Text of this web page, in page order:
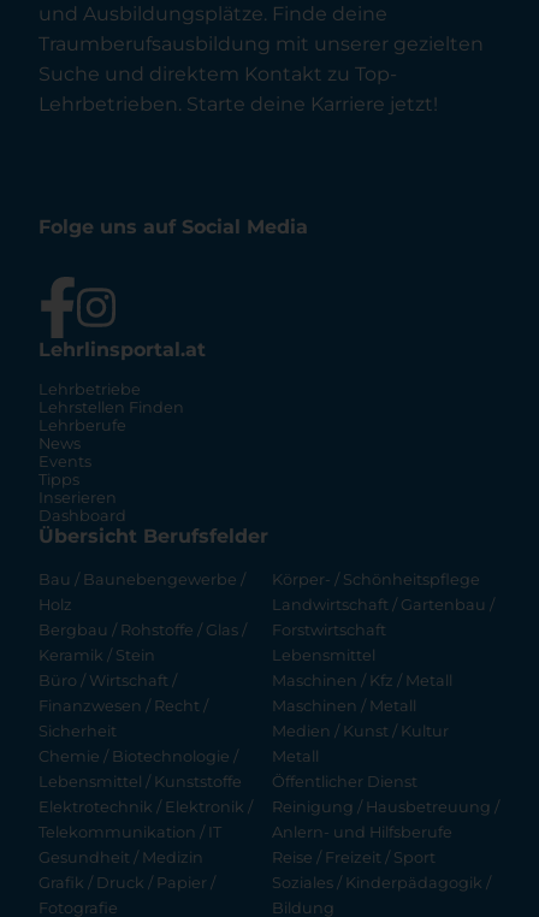
und Ausbildungsplätze. Finde deine
Traumberufsausbildung mit unserer gezielten
Suche und direktem Kontakt zu Top-
Lehrbetrieben. Starte deine Karriere jetzt!
Folge uns auf Social Media
Lehrlinsportal.at
Lehrbetriebe
Lehrstellen Finden
Lehrberufe
News
Events
Tipps
Inserieren
Dashboard
Übersicht Berufsfelder
Bau / Baunebengewerbe /
Holz
Bergbau / Rohstoffe / Glas /
Keramik / Stein
Büro / Wirtschaft /
Finanzwesen / Recht /
Sicherheit
Chemie / Biotechnologie /
Lebensmittel / Kunststoffe
Elektrotechnik / Elektronik /
Telekommunikation / IT
Gesundheit / Medizin
Grafik / Druck / Papier /
Fotografie
Körper- / Schönheitspflege
Landwirtschaft / Gartenbau /
Forstwirtschaft
Lebensmittel
Maschinen / Kfz / Metall
Maschinen / Metall
Medien / Kunst / Kultur
Metall
Öffentlicher Dienst
Reinigung / Hausbetreuung /
Anlern- und Hilfsberufe
Reise / Freizeit / Sport
Soziales / Kinderpädagogik /
Bildung